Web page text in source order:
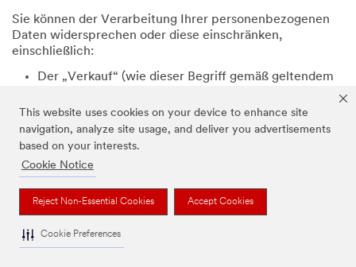
This website uses cookies on your device to enhance site
navigation, analyze site usage, and deliver you advertisements
based on your interests.
Cookie Notice
Reject Non-Essential Cookies Accept Cookies
Cookie Preferences
Sie können der Verarbeitung Ihrer personenbezogenen
Daten widersprechen oder diese einschränken,
einschließlich:
Der „Verkauf“ (wie dieser Begriff gemäß geltendem
personenbezogenen Daten;
Die Verarbeitung Ihrer personenbezogenen Daten
für Direktmarketing- oder gezielte Werbezwecke ;
Die Verarbeitung Ihrer personenbezogenen Daten
Rahmen der DSGVO;
Entscheidungsfindung, die Sie erheblich